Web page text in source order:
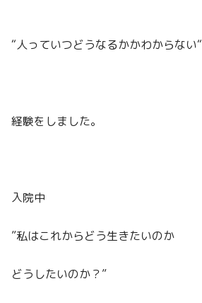
“人っていつどうなるかかわからない“
経験をしました。
入院中
”私はこれからどう生きたいのか
どうしたいのか？”